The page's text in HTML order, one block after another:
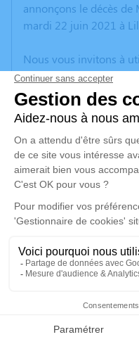
Faire-part
annonçons le décès de
mardi 22 juin 2021 à
Nous vous invitons à
vos condoléances,
anecdote ou exprimer
poèmes ou des textes.
d'expression dédié à
MIQUET.
Un service de
disponible ici
Cérémonie civile
Cimetière
Rue Florent